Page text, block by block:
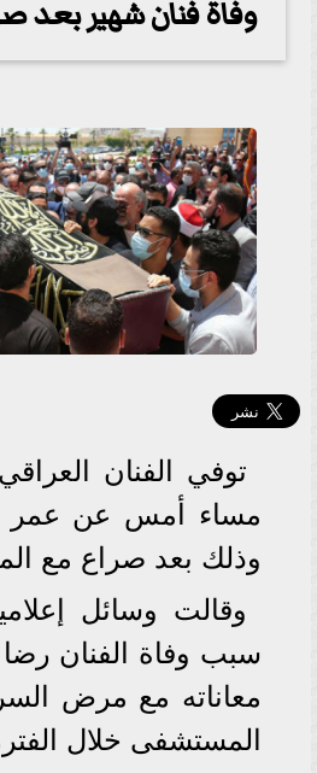
وفاة فنان شهير بعد
توفي الفنان
وذلك بعد صراع مع
وقالت وسائل
سبب وفاة الفنان
معاناته مع مرض
المستشفى خلال